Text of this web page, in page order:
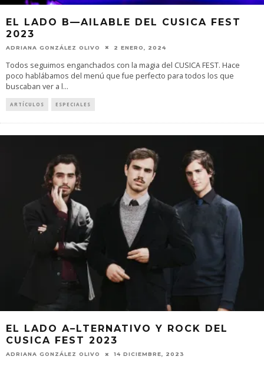
EL LADO B—AILABLE DEL CUSICA FEST
2023
ADRIANA GONZÁLEZ OLIVO 2 ENERO, 2024
Todos seguimos enganchados con la magia del CUSICA FEST. Hace
poco hablábamos del menú que fue perfecto para todos los que
buscaban ver a l...
ARTÍCULOS ESPECIALES
EL LADO A–LTERNATIVO Y ROCK DEL
CUSICA FEST 2023
ADRIANA GONZÁLEZ OLIVO 14 DICIEMBRE, 2023